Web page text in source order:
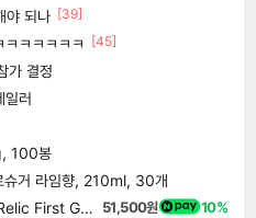
야 되나 [39]
ㅋㅋㅋㅋㅋ
[45]
가 결정
일러
100봉
슈거 라임향, 210ml, 30개
더 렐릭 퍼스트 가디언 The Relic First Guardian 51,500원 10%